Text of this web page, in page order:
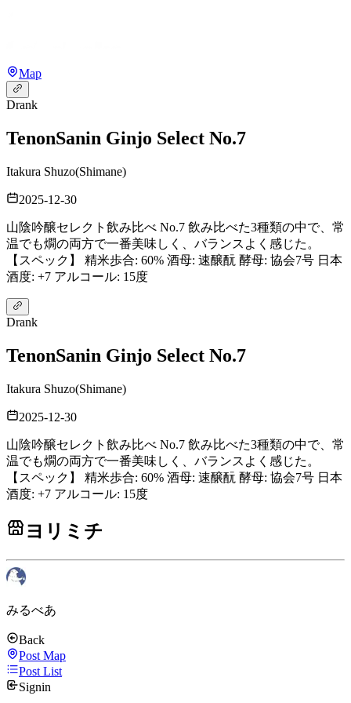
Map
Drank
TenonSanin Ginjo Select No.7
Itakura Shuzo(Shimane)
2025-12-30
山陰吟醸セレクト飲み比べ No.7 飲み比べた3種類の中で、常
温でも燗の両方で一番美味しく、バランスよく感じた。
【スペック】 精米歩合: 60% 酒母: 速醸酛 酵母: 協会7号 日本
酒度: +7 アルコール: 15度
Drank
TenonSanin Ginjo Select No.7
Itakura Shuzo(Shimane)
2025-12-30
山陰吟醸セレクト飲み比べ No.7 飲み比べた3種類の中で、常
温でも燗の両方で一番美味しく、バランスよく感じた。
【スペック】 精米歩合: 60% 酒母: 速醸酛 酵母: 協会7号 日本
酒度: +7 アルコール: 15度
ヨリミチ
みるべあ
Back
Post Map
Post List
Signin